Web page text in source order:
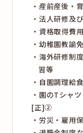
産前産後・
法人研修及
資格取得費
幼稚園教諭
海外研修制
習等
自園調理給食
園のTシャ
[正]②
労災・雇用